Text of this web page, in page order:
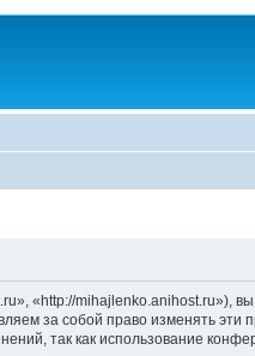
«http://mihajlenko.anihost.ru»), вы
за собой право изменять эти
так как использование